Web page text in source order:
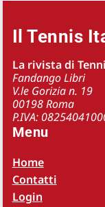
Il Tennis
La rivista di
Fandango Libri
V.le Gorizia n. 19
00198 Roma
P.IVA:
Menu
Home
Contatti
Login